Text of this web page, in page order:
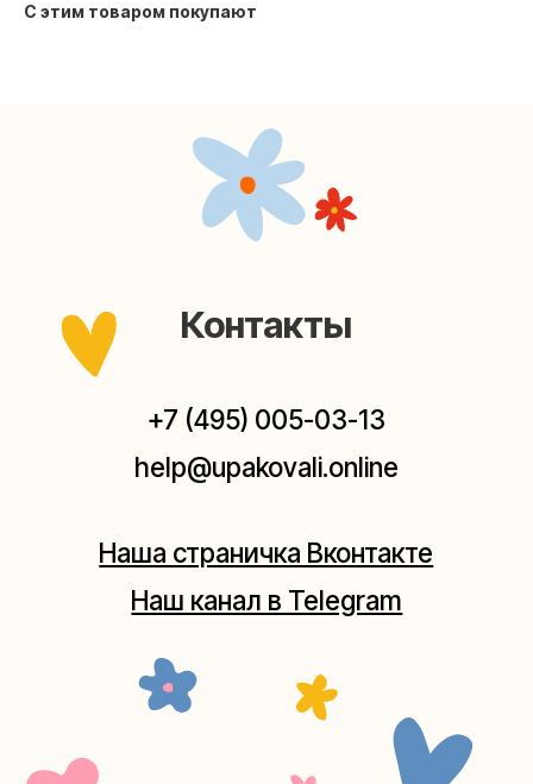
С этим товаром покупают
Мастерские упаковки подарков работают без
(как пройти)
Мастерская на Плющихе
Наш канал в Telegram
+7 (495) 005-03-13